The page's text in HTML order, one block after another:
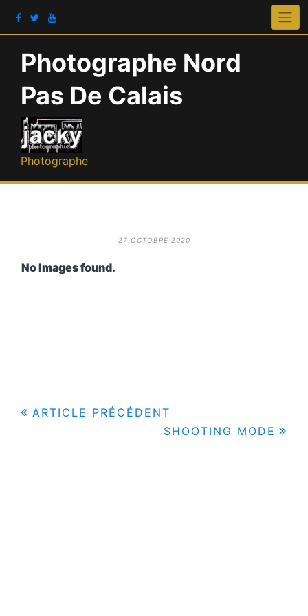
Photographe Nord
Pas De Calais
Photographe
27 OCTOBRE 2020
No Images found.
Navigation
ARTICLE PRÉCÉDENT
SHOOTING MODE